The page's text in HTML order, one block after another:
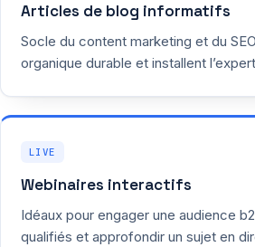
Articles de blog informatifs
Socle du content marketing et du
organique durable et installent
LIVE
Webinaires interactifs
Idéaux pour engager une audience
qualifiés et approfondir un sujet en